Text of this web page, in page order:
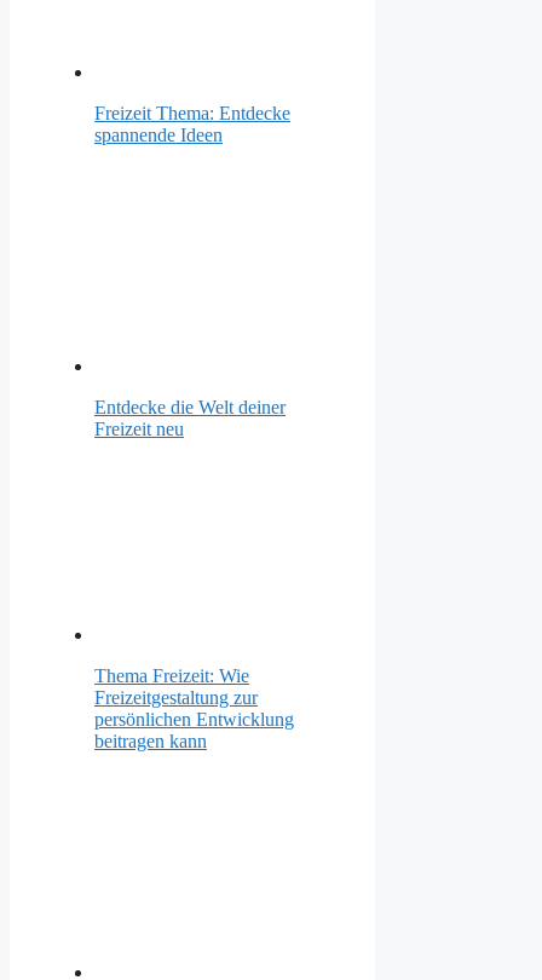
Freizeit Thema: Entdecke
spannende Ideen
Entdecke die Welt deiner
Freizeit neu
Thema Freizeit: Wie
Freizeitgestaltung zur
persönlichen Entwicklung
beitragen kann